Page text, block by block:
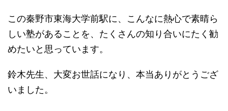
この秦野市東海大学前駅に、こんなに熱心で素晴ら
しい塾があることを、たくさんの知り合いにたく勧
めたいと思っています。
鈴木先生、大変お世話になり、本当ありがとうござ
いました。